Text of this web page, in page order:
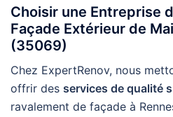
Choisir une Entreprise
Façade Extérieur de
(35069)
Chez ExpertRenov, nous
offrir des services de qualité
ravalement de façade à